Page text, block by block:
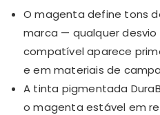
O magenta define tons
marca — qualquer
compatível aparece
e em materiais de
A tinta pigmentada
o magenta estável em